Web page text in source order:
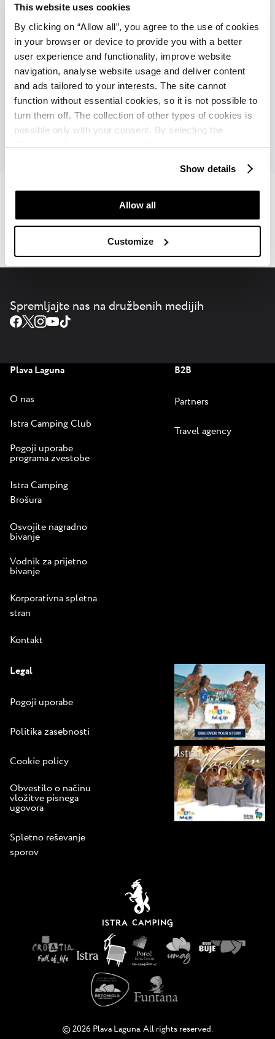
This website uses cookies
By clicking on “Allow all”, you agree to the use of cookies
in your browser or device to provide you with a better
user experience and functionality, improve website
navigation, analyse website usage and deliver content
and ads tailored to your interests. The site cannot
function without essential cookies, so it is not possible to
turn them off. The collection of other types of cookies is
possible only with your consent. By selecting the
“Customise” option, a menu will appear where you can
which purposes we may process your data. You can
manage your “Details” selection in your browser at any
Show details
Allow all
Customize
To očarljivo mestece s približno 2400 sončnimi urami
na leto se lahko pohvali s številnimi plažami z modro
zastavo. Obiskovalci lahko uživajo v kristalno čistem
morju, soncu, neokrnjeni naravi in ​​številnih drugih
turističnih vsebinah, ki bodo dopolnile njihov letni
dopust.
Izvedi več
Plaže v Poreču
Spremljajte nas na družbenih medijih
Plava Laguna
O nas
Istra Camping Club
Pogoji uporabe
programa zvestobe
Istra Camping
Brošura
Osvojite nagradno
bivanje
Vodnik za prijetno
bivanje
Korporativna spletna
stran
Kontakt
B2B
Partners
Travel agency
Legal
Pogoji uporabe
Politika zasebnosti
Cookie policy
Obvestilo o načinu
vložitve pisnega
ugovora
Spletno reševanje
sporov
© 2026 Plava Laguna. All rights reserved.